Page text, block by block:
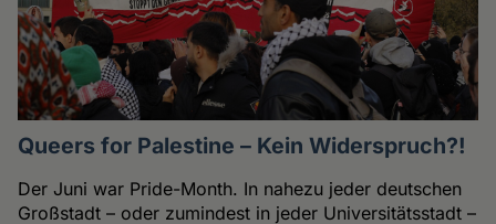
Queers for Palestine – Kein Widerspruch?!
Der Juni war Pride-Month. In nahezu jeder deutschen
Großstadt – oder zumindest in jeder Universitätsstadt –